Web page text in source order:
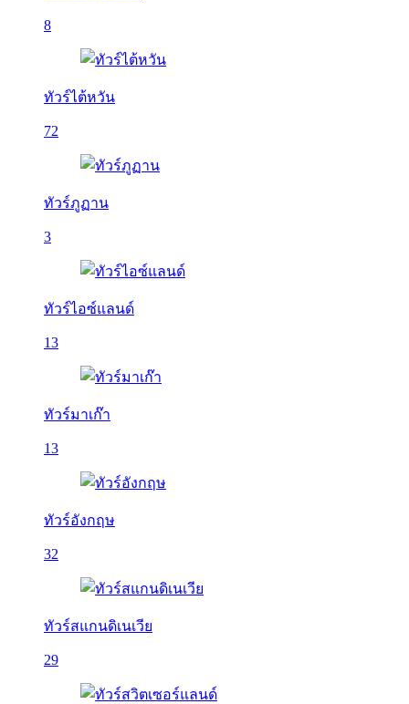
8
ทัวร์ไต้หวัน
72
ทัวร์ภูฏาน
3
ทัวร์ไอซ์แลนด์
13
ทัวร์มาเก๊า
13
ทัวร์อังกฤษ
32
ทัวร์สแกนดิเนเวีย
29